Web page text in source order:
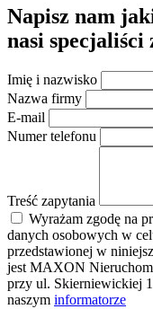
Napisz nam
nasi specjaliści
Imię i nazwisko
Nazwa firmy
E-mail
Numer telefonu
Treść zapytania
Wyrażam zgodę na
danych osobowych w
przedstawionej w
jest MAXON
przy ul. Skierniewickiej
naszym informatorze